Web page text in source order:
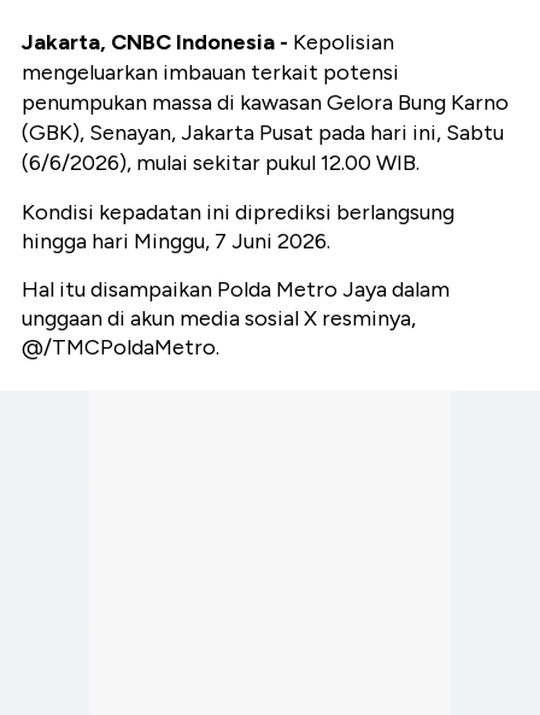
Jakarta, CNBC Indonesia - Kepolisian
mengeluarkan imbauan terkait potensi
penumpukan massa di kawasan Gelora Bung Karno
(GBK), Senayan, Jakarta Pusat pada hari ini, Sabtu
(6/6/2026), mulai sekitar pukul 12.00 WIB.
Kondisi kepadatan ini diprediksi berlangsung
hingga hari Minggu, 7 Juni 2026.
Hal itu disampaikan Polda Metro Jaya dalam
unggaan di akun media sosial X resminya,
@/TMCPoldaMetro.